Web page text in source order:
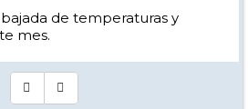
de temperaturas y
mes.